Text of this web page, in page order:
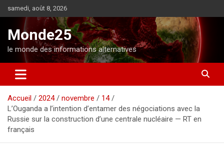
l
o
u
samedi, août 8, 2026
Monde25
le monde des informations alternatives
Accueil 2024 novembre
14
L’Ouganda a l’intention d’entamer des négociations avec la
Russie sur la construction d’une centrale nucléaire — RT en
français